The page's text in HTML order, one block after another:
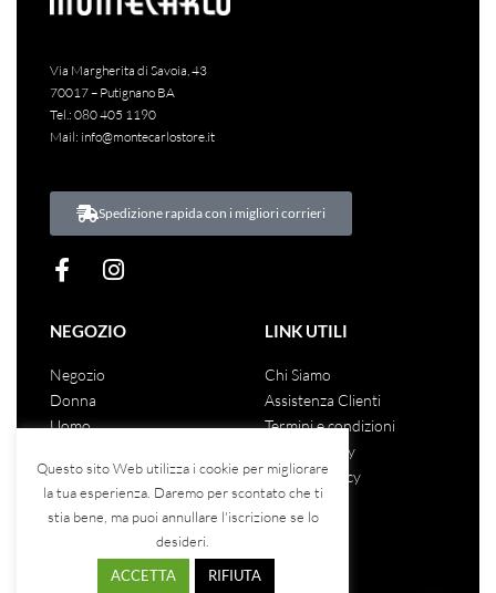
Via Margherita di Savoia, 43
70017 – Putignano BA
Tel.: 080 405 1190
Mail: info@montecarlostore.it
Spedizione rapida con i migliori corrieri
NEGOZIO
Negozio
Donna
Uomo
Saldi
LINK UTILI
Chi Siamo
Assistenza Clienti
Termini e condizioni
Privacy Policy
Cookies Policy
COSA DICONO DI NOI
Questo sito Web utilizza i cookie per migliorare
la tua esperienza. Daremo per scontato che ti
stia bene, ma puoi annullare l'iscrizione se lo
desideri.
ACCETTA
RIFIUTA